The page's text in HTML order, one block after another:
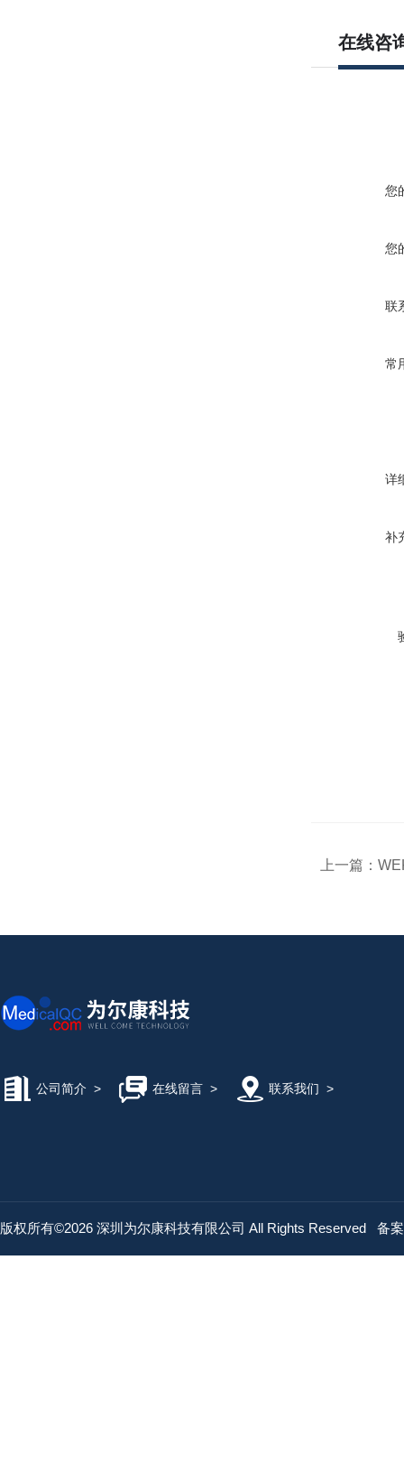
在线咨
您
您
联
常
详
补
上一篇：
公司简介 > 在线留言> 联系我们 >
版权所有©2026 深圳为尔康科技有限公司 All Rights Reserved 备